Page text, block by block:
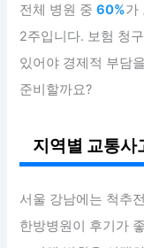
전체 병원 중60%가
2주입니다. 보험 청
있어야 경제적 부담
준비할까요?
지역별 교통사
서울 강남에는 척추
한방병원이 후기가